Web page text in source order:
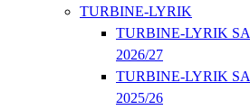
TURBINE-LYRIK
TURBINE-LYRIK
2026/27
TURBINE-LYRIK
2025/26